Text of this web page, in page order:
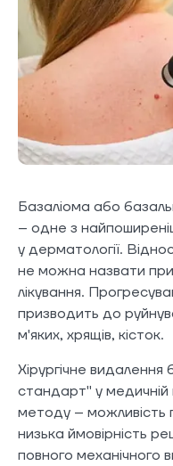
Базаліома або
– одне з
у дерматології.
не можна назвати
лікування.
призводить до
м'яких, хрящів, кісток.
Хірургічне
стандарт" у медичній
методу – можливість
низька ймовірність
повного механічного